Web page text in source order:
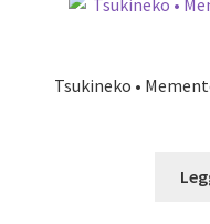
Tsukineko •